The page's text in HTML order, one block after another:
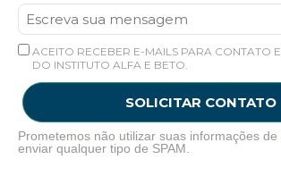
ACEITO RECEBER E-MAILS PARA CONTATO
DO INSTITUTO ALFA E BETO.
SOLICITAR CONTATO
Prometemos não utilizar suas informações
enviar qualquer tipo de SPAM.